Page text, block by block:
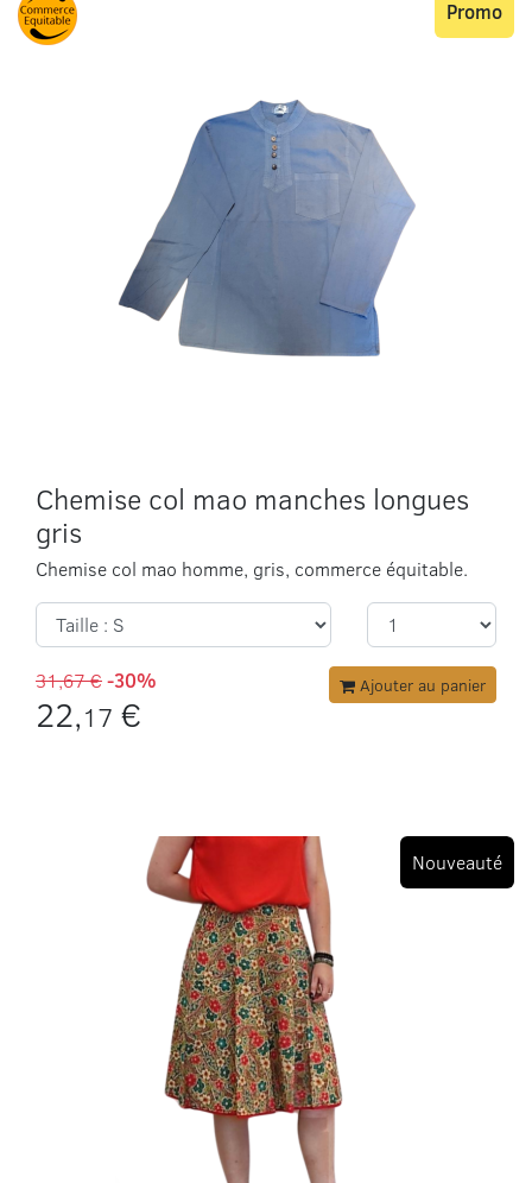
Chemise col mao manches longues
gris
Chemise col mao homme, gris, commerce équitable.
Promo
31,67 €-30%
22,17 €
Ajouter au panier
Nouveauté